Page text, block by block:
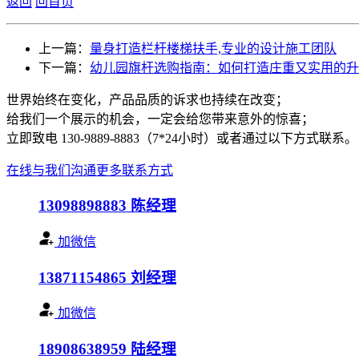
上一篇： 量身打造栏杆楼梯扶手,专业的设计施工团队
下一篇： 幼儿园旗杆选购指南：如何打造庄重又实用的
世界始终在变化，产品品质的诉求也持续在改变；
给我们一个展示的机会，一定会给您带来意外的惊喜；
立即致电 130-9889-8883（7*24小时）或者通过以下方式联系。
在线与我们沟通更多联系方式
13098898883 陈经理
加微信
13871154865 刘经理
加微信
18908638959 陆经理